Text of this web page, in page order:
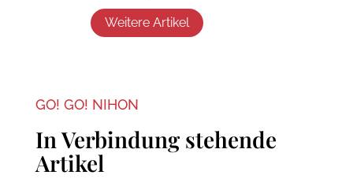
Weitere Artikel
GO! GO! NIHON
In Verbindung stehende
Artikel